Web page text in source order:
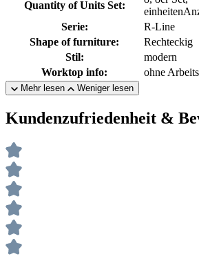
Quantity of Units Set:
Serie:
R-Line
Shape of furniture:
Rechteckig
Stil:
modern
Worktop info:
ohne
Mehr lesen Weniger lesen
Kundenzufriedenheit &